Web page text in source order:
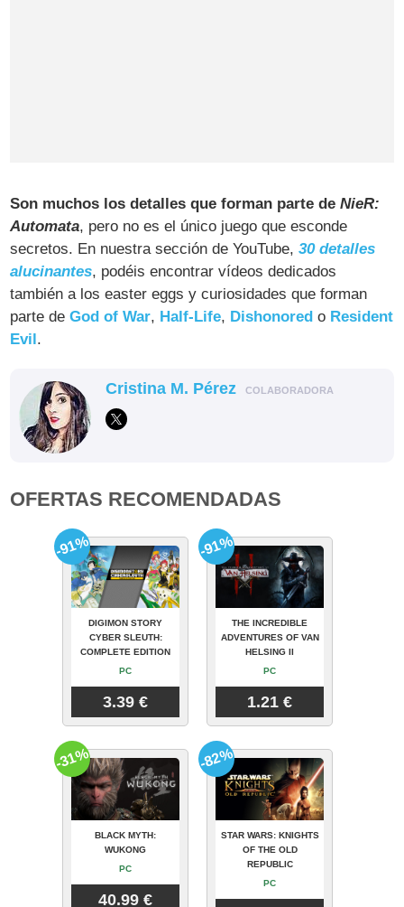
Son muchos los detalles que forman parte deNieR:
Automata, pero no es el único juego que esconde
secretos. En nuestra sección de YouTube,30 detalles
alucinantes, podéis encontrar vídeos dedicados
también a los easter eggs y curiosidades que forman
parte deGod of War, Half-Life, Dishonored o Resident
Evil .
Cristina M. Pérez COLABORADORA
OFERTAS RECOMENDADAS
DIGIMON STORY
CYBER SLEUTH:
COMPLETE EDITION
PC
3.39 €
-91%
THE INCREDIBLE
ADVENTURES OF VAN
HELSING II
PC
1.21 €
-91%
BLACK MYTH:
WUKONG
PC
40.99 €
-31%
STAR WARS: KNIGHTS
OF THE OLD
REPUBLIC
PC
-82%